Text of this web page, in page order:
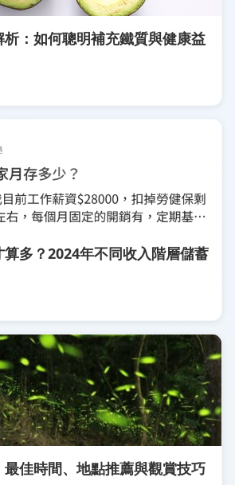
：如何聰明補充鐵質與健康益
多？2024年不同收入階層儲蓄
佳時間、地點推薦與觀賞技巧